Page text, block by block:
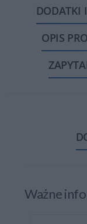
DODATKI
OPIS
Ważne